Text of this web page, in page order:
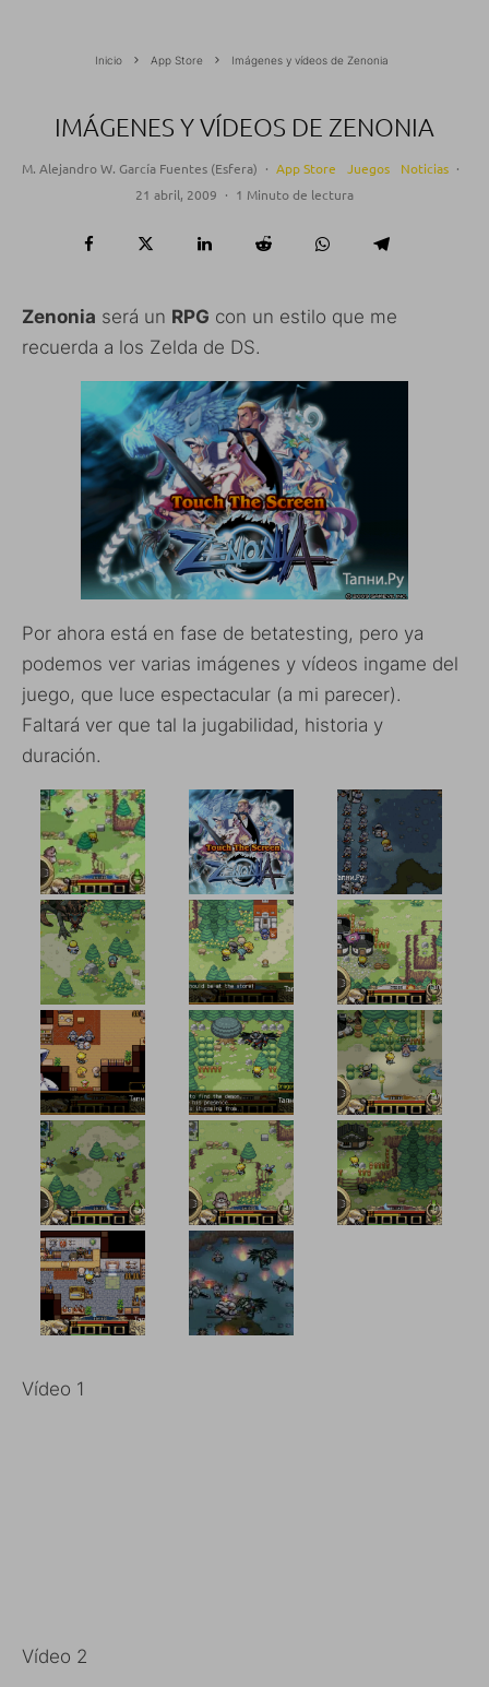
Inicio App Store Imágenes y vídeos de Zenonia
IMÁGENES Y VÍDEOS DE ZENONIA
M. Alejandro W. García Fuentes (Esfera) · App Store Juegos Noticias ·
21 abril, 2009 · 1 Minuto de lectura
Zenonia será un RPG con un estilo que me
recuerda a los Zelda de DS.
Por ahora está en fase de betatesting, pero ya
podemos ver varias imágenes y vídeos ingame del
juego, que luce espectacular (a mi parecer).
Faltará ver que tal la jugabilidad, historia y
duración.
Vídeo 1
Vídeo 2